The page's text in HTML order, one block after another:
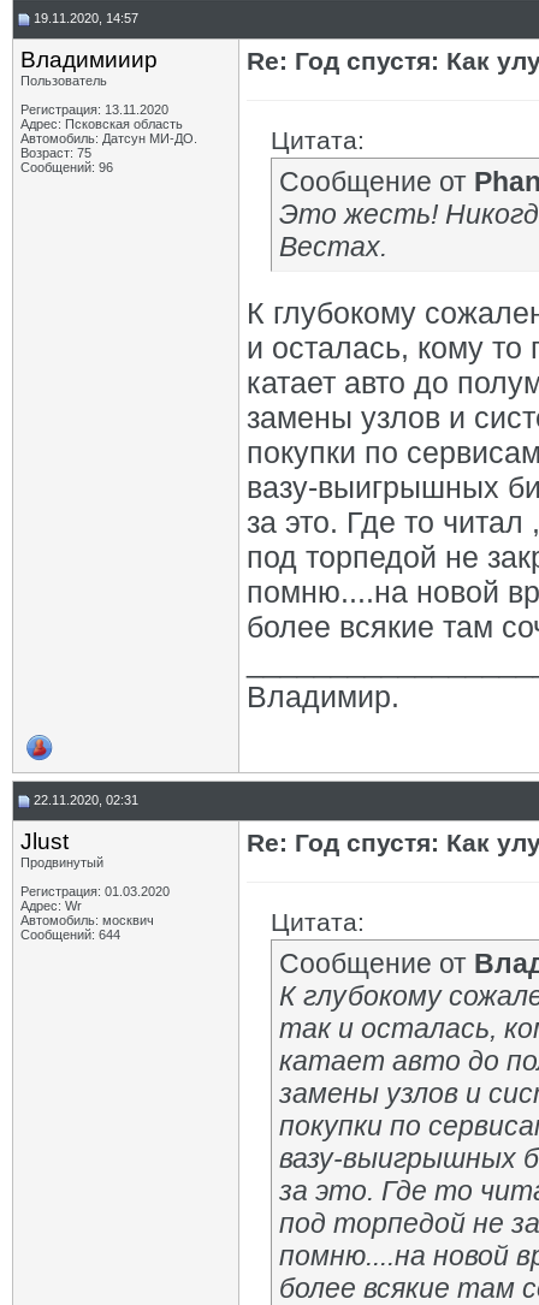
19.11.2020, 14:57
Владимииир
Пользователь
Регистрация: 13.11.2020
Адрес: Псковская область
Автомобиль: Датсун МИ-ДО.
Возраст: 75
Сообщений: 96
Re: Год спустя: Как
Цитата:
Сообщение от
Это жесть!
Вестах.
К глубокому
и осталась, кому
катает авто до
замены узлов и
покупки по
вазу-выигрышных
за это. Где то
под торпедой не
помню....на новой
более всякие там
Владимир.
22.11.2020, 02:31
Jlust
Продвинутый
Регистрация: 01.03.2020
Адрес: Wr
Автомобиль: москвич
Сообщений: 644
Re: Год спустя: Как
Цитата:
Сообщение от
К глубокому
так и осталась,
катает авто до
замены узлов и
покупки по
вазу-выигрышных
за это. Где то
под торпедой не
помню....на новой
более всякие там